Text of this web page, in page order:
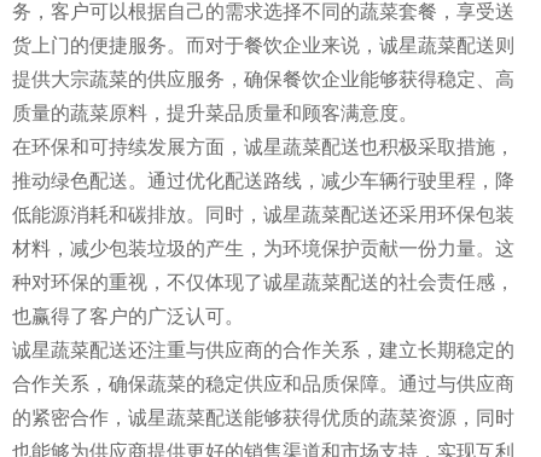
务，客户可以根据自己的需求选择不同的蔬菜套餐，享受送
货上门的便捷服务。而对于餐饮企业来说，诚星蔬菜配送则
提供大宗蔬菜的供应服务，确保餐饮企业能够获得稳定、高
质量的蔬菜原料，提升菜品质量和顾客满意度。
在环保和可持续发展方面，诚星蔬菜配送也积极采取措施，
推动绿色配送。通过优化配送路线，减少车辆行驶里程，降
低能源消耗和碳排放。同时，诚星蔬菜配送还采用环保包装
材料，减少包装垃圾的产生，为环境保护贡献一份力量。这
种对环保的重视，不仅体现了诚星蔬菜配送的社会责任感，
也赢得了客户的广泛认可。
诚星蔬菜配送还注重与供应商的合作关系，建立长期稳定的
合作关系，确保蔬菜的稳定供应和品质保障。通过与供应商
的紧密合作，诚星蔬菜配送能够获得优质的蔬菜资源，同时
也能够为供应商提供更好的销售渠道和市场支持，实现互利